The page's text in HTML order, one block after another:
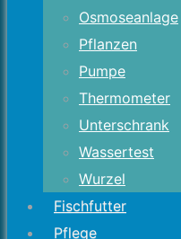
Osmoseanlage
Pflanzen
Pumpe
Thermometer
Unterschrank
Wassertest
Wurzel
Fischfutter
Pflege